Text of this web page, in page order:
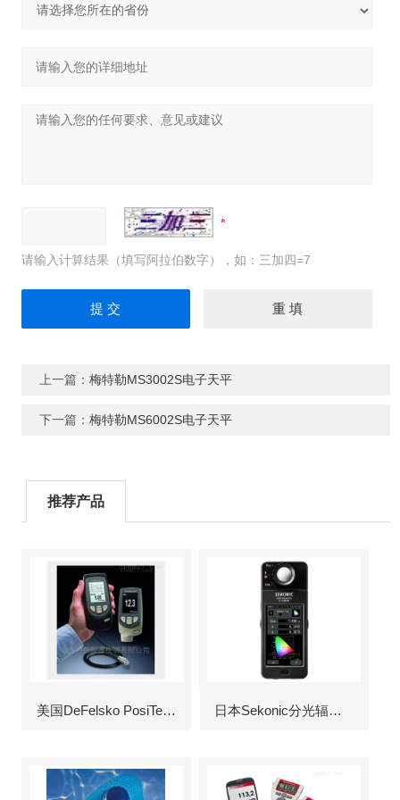
请输入计算结果（填写阿拉伯数字），如：三加四=7
上一篇： 梅特勒MS3002S电子天平
下一篇： 梅特勒MS6002S电子天平
推荐产品
美国DeFelsko PosiTector6000涂层测厚仪 日本Sekonic分光辐射照度计